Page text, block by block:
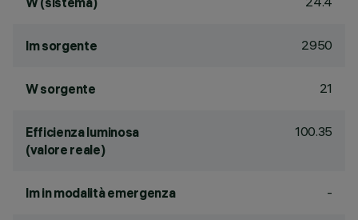
lm sorgente 2950
W sorgente 21
Efficienza luminosa
(valore reale)
100.35
lm in modalità emergenza -